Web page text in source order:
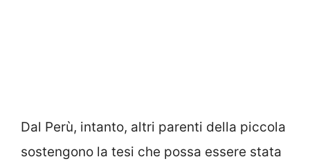
Dal Perù, intanto, altri parenti della piccola
sostengono la tesi che possa essere stata